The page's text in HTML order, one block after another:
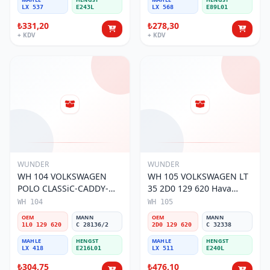
LX 537 E243L
₺331,20
+ KDV
LX 568 E89L01
₺278,30
+ KDV
WUNDER
WH 104 VOLKSWAGEN
POLO CLASSiC-CADDY-
SEAT iBiZA 1L0 129 620
Hava Filtresi
WH 104
OEM
1L0 129 620
MANN
C 28136/2
MAHLE
LX 418
HENGST
E216L01
₺304,75
WUNDER
WH 105 VOLKSWAGEN LT
35 2D0 129 620 Hava
Filtresi
WH 105
OEM
2D0 129 620
MANN
C 32338
MAHLE
LX 511
HENGST
E240L
₺476,10